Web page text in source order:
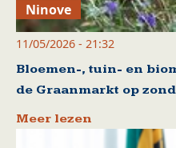
Ninove
11/05/2026 - 21:32
Bloemen-, tuin- en
de Graanmarkt op
Meer lezen